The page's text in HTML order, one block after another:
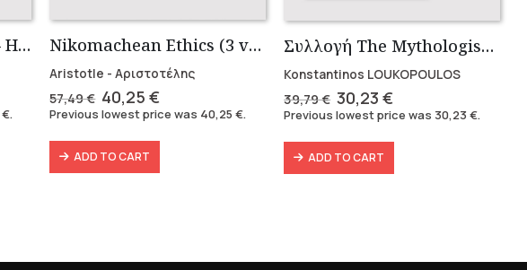
Thucidides Collection – Hardbound Edition (4 volumes)
€.
Nikomachean Ethics (3 volumes)
Aristotle - Αριστοτέλης
57,49€ Original
price
57,49 €.
40,25€
price
40,25 €.
Previous lowest price was 40,25€.
ADD TO CART
Συλλογή The Mythologist (2 βιβλία)
Konstantinos LOUKOPOULOS
39,79€ Original
price
39,79 €.
30,23€
price
30,23 €.
Previous lowest price was 30,23€.
ADD TO CART